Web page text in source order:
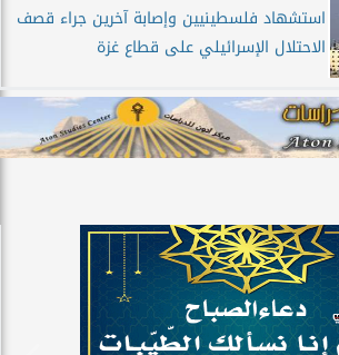
استشهاد فلسطينيين وإصابة آخرين جراء قصف
الاحتلال الإسرائيلي على قطاع غزة